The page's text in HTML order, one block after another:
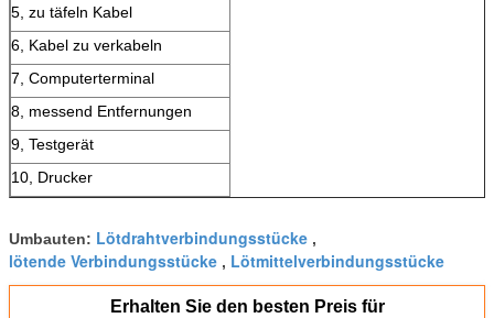
5, zu täfeln Kabel
6, Kabel zu verkabeln
7, Computerterminal
8, messend Entfernungen
9, Testgerät
10, Drucker
Umbauten: Lötdrahtverbindungsstücke ,
lötende Verbindungsstücke , Lötmittelverbindungsstücke
Erhalten Sie den besten Preis für